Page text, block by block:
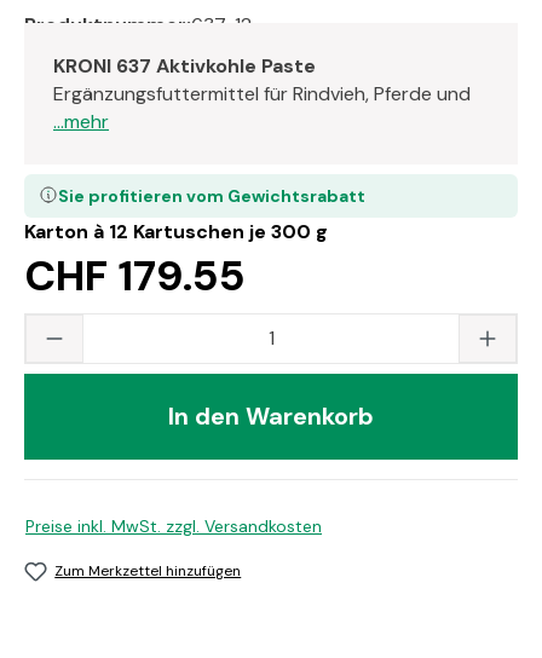
Produktnummer:637-12
KRONI 637 Aktivkohle Paste
Ergänzungsfuttermittel für Rindvieh, Pferde und
...mehr
Karton à 12 Kartuschen je 300 g
CHF 179.55
Sie profitieren vom Gewichtsrabatt
Produkt Anzahl: Gib den gewünschten
In den Warenkorb
Preise inkl. MwSt. zzgl. Versandkosten
Zum Merkzettel hinzufügen